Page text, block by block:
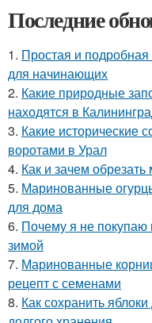
Последние
1. Простая и
для начинающих
2. Какие природные
находятся в
3. Какие исторические
воротами в Урал
4. Как и зачем
5. Маринованные
для дома
6. Почему я не покупаю
зимой
7. Маринованные
рецепт с семенами
8. Как сохранить